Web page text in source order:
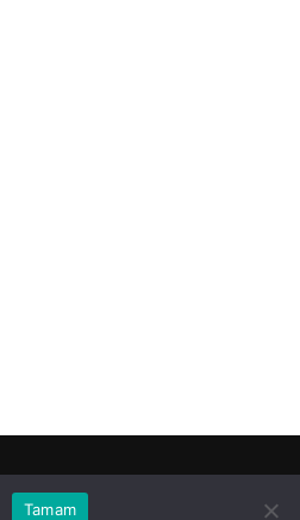
Tamam